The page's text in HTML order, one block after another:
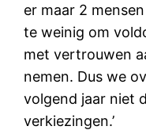
er maar 2
te weinig om
met vertrouwen
nemen. Dus we
volgend jaar niet
verkiezingen.’